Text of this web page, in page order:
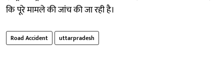
कि पूरे मामले की जांच की जा रही है।
Road Accident uttarpradesh